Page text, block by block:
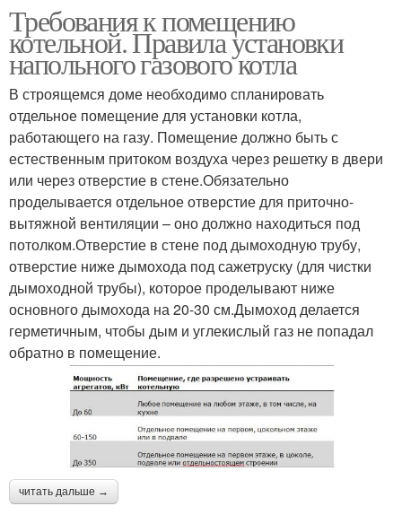
Требования к помещению
котельной. Правила установки
напольного газового котла
В строящемся доме необходимо спланировать
отдельное помещение для установки котла,
работающего на газу. Помещение должно быть с
естественным притоком воздуха через решетку в двери
или через отверстие в стене.Обязательно
проделывается отдельное отверстие для приточно-
вытяжной вентиляции – оно должно находиться под
потолком.Отверстие в стене под дымоходную трубу,
отверстие ниже дымохода под сажетруску (для чистки
дымоходной трубы), которое проделывают ниже
основного дымохода на 20-30 см.Дымоход делается
герметичным, чтобы дым и углекислый газ не попадал
обратно в помещение.
читать дальше →